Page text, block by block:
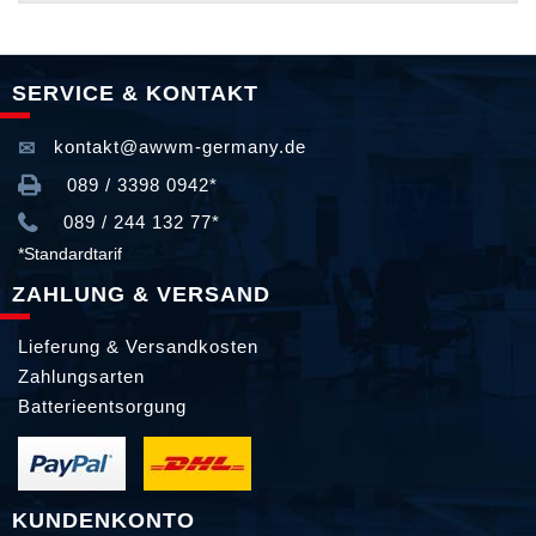
SERVICE & KONTAKT
kontakt@awwm-germany.de
089 / 3398 0942*
089 / 244 132 77*
*Standardtarif
ZAHLUNG & VERSAND
Lieferung & Versandkosten
Zahlungsarten
Batterieentsorgung
KUNDENKONTO